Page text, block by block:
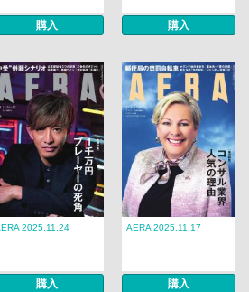
購入 購入
2025.11.24
購入
AERA 2025.11.17
購入